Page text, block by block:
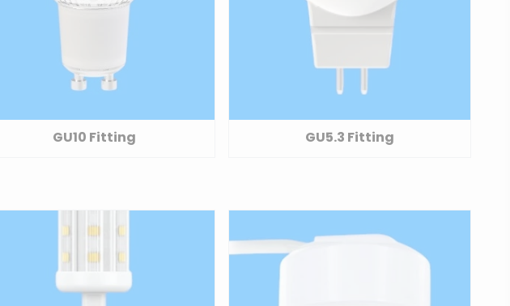
GU10 Fitting GU5.3 Fitting